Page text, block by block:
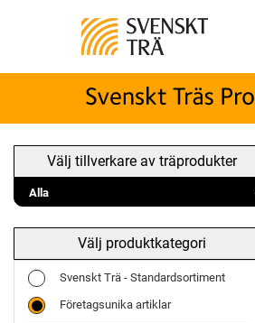
Välj tillverkare av träprodukter
Välj produktkategori
Svenskt Trä - Standardsortiment
Företagsunika artiklar